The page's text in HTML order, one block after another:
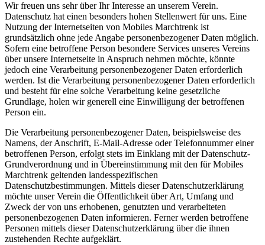
Wir freuen uns sehr über Ihr Interesse an unserem Verein.
Datenschutz hat einen besonders hohen Stellenwert für uns. Eine
Nutzung der Internetseiten von Mobiles Marchtrenk ist
grundsätzlich ohne jede Angabe personenbezogener Daten möglich.
Sofern eine betroffene Person besondere Services unseres Vereins
über unsere Internetseite in Anspruch nehmen möchte, könnte
jedoch eine Verarbeitung personenbezogener Daten erforderlich
werden. Ist die Verarbeitung personenbezogener Daten erforderlich
und besteht für eine solche Verarbeitung keine gesetzliche
Grundlage, holen wir generell eine Einwilligung der betroffenen
Person ein.
Die Verarbeitung personenbezogener Daten, beispielsweise des
Namens, der Anschrift, E-Mail-Adresse oder Telefonnummer einer
betroffenen Person, erfolgt stets im Einklang mit der Datenschutz-
Grundverordnung und in Übereinstimmung mit den für Mobiles
Marchtrenk geltenden landesspezifischen
Datenschutzbestimmungen. Mittels dieser Datenschutzerklärung
möchte unser Verein die Öffentlichkeit über Art, Umfang und
Zweck der von uns erhobenen, genutzten und verarbeiteten
personenbezogenen Daten informieren. Ferner werden betroffene
Personen mittels dieser Datenschutzerklärung über die ihnen
zustehenden Rechte aufgeklärt.